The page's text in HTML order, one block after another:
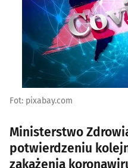
Fot: pixabay.com
Ministerstwo
potwierdzeniu
zakażenia